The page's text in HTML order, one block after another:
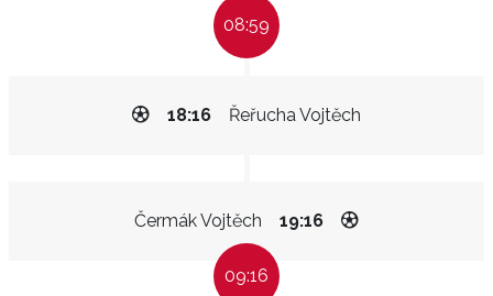
08:59
Řeřucha Vojtěch
18:16
Čermák Vojtěch 19:16
09:16